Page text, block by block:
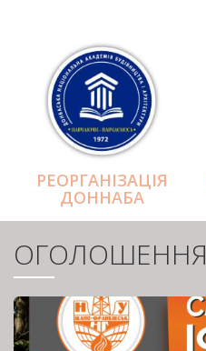
РЕОРГАНІЗАЦІЯ
ДОННАБА
ОГОЛОШЕННЯ